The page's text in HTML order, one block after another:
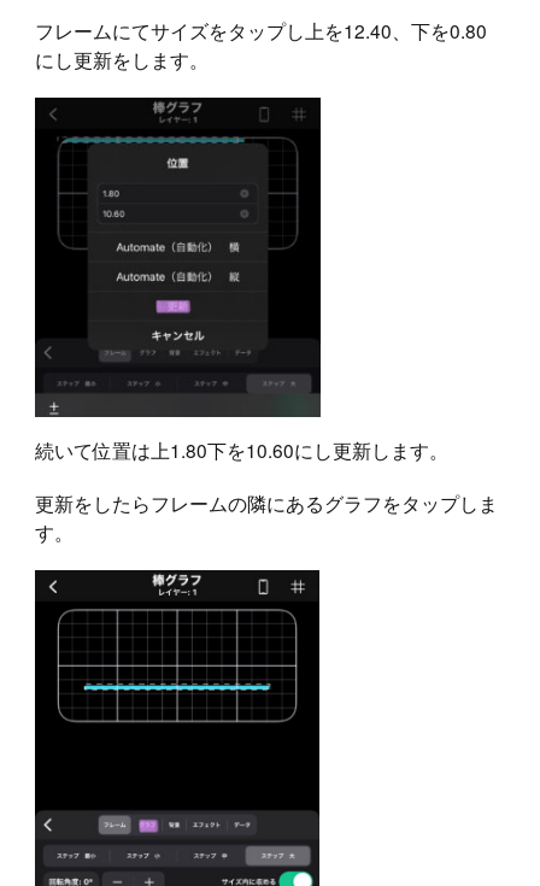
フレームにてサイズをタップし上を12.40、下を0.80
にし更新をします。
続いて位置は上1.80下を10.60にし更新します。
更新をしたらフレームの隣にあるグラフをタップしま
す。